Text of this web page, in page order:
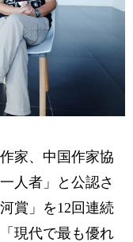
家、中国作家協
人者」と公認さ
賞」を12回連続
現代で最も優れ